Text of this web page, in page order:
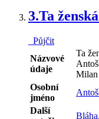
3.Ta
Půjčit
Názvové
údaje
Ta
Milan
Osobní
jméno
Další